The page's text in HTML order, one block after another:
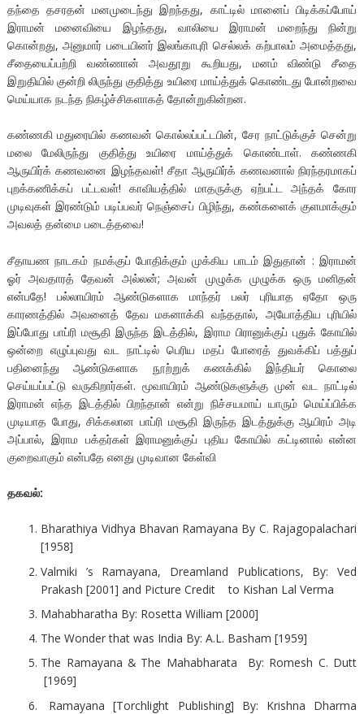
தந்தை தசரதன் மனமுடைந்து இறந்தது, காட்டில் மானைப் பிடிக்கப்போய்
இராமன் மனைவியை இழந்தது, வாலியை இராமன் மறைந்து நின்று
கொன்றது, அனுமார் படையினர் இலங்காபுரி செல்லக் கற்பாலம் அமைத்தது,
சீதையைப்பற்றி வண்ணான் அவதூறு கூறியது, மனம் விண்டு சீதை
இறுதியில் குன்றி லிருந்து குதித்து உயிரை மாய்த்துக் கொண்டது போன்றவை
மெய்யாக நடந்த நிகழ்ச்சிகளாகத் தோன்றுகின்றன.
கண்ணகி மதுரையில் கணவன் கொல்லப்பட்டபின், சேர நாட்டுக்குச் சென்று
மலை மேலிருந்து குதித்து உயிரை மாய்த்துக் கொண்டாள். கண்ணகி
ஆருயிர்க் கணவனை இழந்தவள்! சீதா ஆருயிர்க் கணவனால் நிரந்தரமாகப்
புறக்கணிக்கப் பட்டவள்! காவியத்தில் மாதருக்கு ஏற்பட்ட அந்தக் கோர
முடிவுகள் இரண்டும் படிப்பவர் நெஞ்சைப் பிழிந்து, கண்களைக் குளமாக்கும்
அவலத் தன்மை படைத்தவை!
சீதாயண நாடகம் நமக்குப் போதிக்கும் முக்கிய பாடம் இதுதான் : இராமன்
ஓர் அவதாரத் தேவன் அல்லன்; அவன் முழுக்க முழுக்க ஒரு மனிதன்
என்பதே! பல்லாயிரம் ஆண்டுகளாக மாந்தர் பலர் புரியாத ஏதோ ஒரு
காரணத்தில் அவனைத் தேவ மகனாக்கி வந்ததால், அயோத்திய புரியில்
இப்போது பாப்ரி மசூதி இருந்த இடத்தில், இராம பிரானுக்குப் புதுக் கோயில்
ஒன்றை எழுப்புவது வட நாட்டில் பெரிய மதப் போரைத் துவக்கிப் பத்துப்
பதினைந்து ஆண்டுகளாக நூற்றுக் கணக்கில் இந்தியர் கொலை
செய்யப்பட்டு வருகிறார்கள். மூவாயிரம் ஆண்டுகளுக்கு முன் வட நாட்டில்
இராமன் எந்த இடத்தில் பிறந்தான் என்று நிச்சயமாய் யாரும் மெய்ப்பிக்க
முடியாத போது, சிக்கலான பாப்ரி மசூதி இருந்த இடத்துக்கு ஆயிரம் அடி
அப்பால், இராம பக்தர்கள் இராமனுக்குப் புதிய கோயில் கட்டினால் என்ன
குறைவாகும் என்பதே எனது முடிவான கேள்வி
தகவல்:
Bharathiya Vidhya Bhavan Ramayana By C. Rajagopalachari
[1958]
Valmiki ’s Ramayana, Dreamland Publications, By: Ved
Prakash [2001] and Picture Credit to Kishan Lal Verma
Mahabharatha By: Rosetta William [2000]
The Wonder that was India By: A.L. Basham [1959]
The Ramayana & The Mahabharata By: Romesh C. Dutt
[1969]
Ramayana [Torchlight Publishing] By: Krishna Dharma